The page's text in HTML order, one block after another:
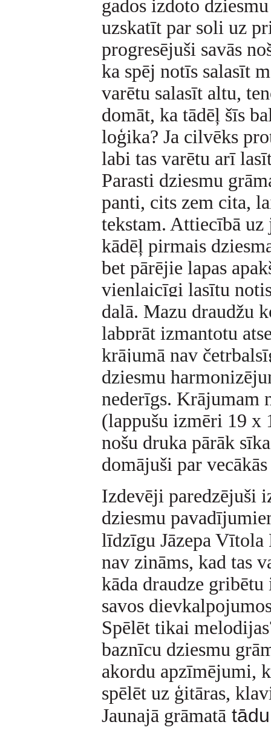
gados izdoto
uzskatīt par soli uz
progresējuši savās
ka spēj notīs salasīt
varētu salasīt altu,
domāt, ka tādēļ šīs
loģika? Ja cilvēks
labi tas varētu arī
Parasti dziesmu
panti, cits zem cita,
tekstam. Attiecībā uz
kādēļ pirmais
bet pārējie lapas
vienlaicīgi lasītu
daļā. Mazu draudžu
labprāt izmantotu
krājumā nav
dziesmu
nederīgs. Krājumam
(lappušu izmēri 19 x
nošu druka pārāk
domājuši par
Izdevēji paredzējuši
dziesmu
līdzīgu Jāzepa
nav zināms, kad tas
kāda draudze
savos
Spēlēt tikai
baznīcu dziesmu
akordu apzīmējumi,
spēlēt uz ģitāras,
Jaunajā grāmatā